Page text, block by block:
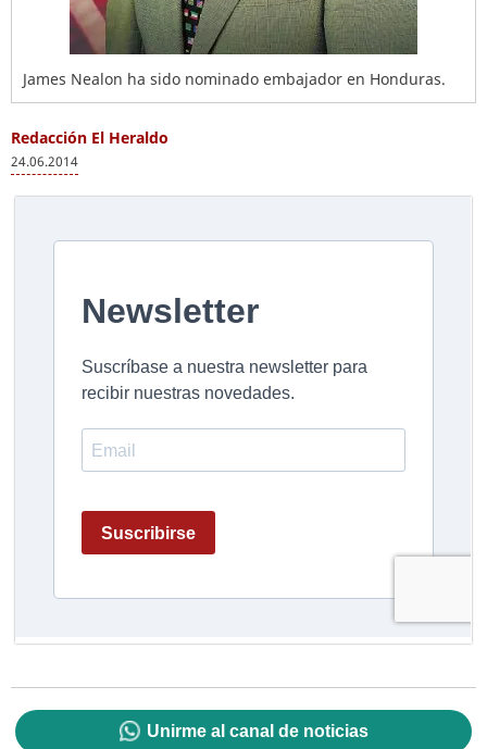
James Nealon ha sido nominado embajador en Honduras.
Redacción El Heraldo
24.06.2014
Unirme al canal de noticias